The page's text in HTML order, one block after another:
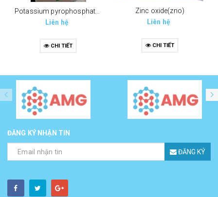
Potassium pyrophosphate (tppp) (k4p2o7)
Liên hệ
CHI TIẾT
Zinc oxide(zno)
Liên hệ
CHI TIẾT
ĐĂNG KÝ NHẬN TIN
ĐĂNG KÝ